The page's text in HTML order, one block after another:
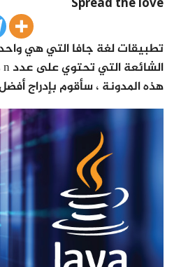
تطبيقات لغة جافا التي هي
هذه المدونة ، سأقوم بإدراج